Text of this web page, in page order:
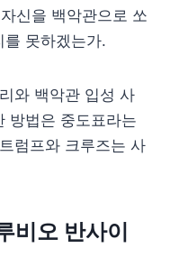
신을 백악관으로 쏘
못하겠는가.
와 백악관 입성 사
방법은 중도표라는
럼프와 크루즈는 사
비오 반사이